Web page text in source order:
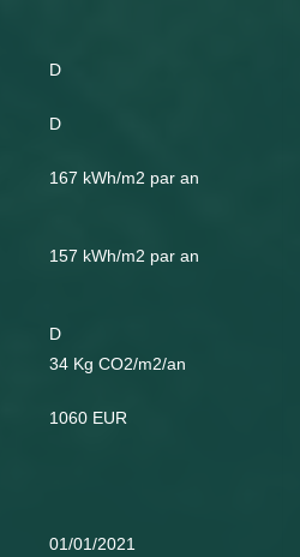
D
D
167 kWh/m2 par an
157 kWh/m2 par an
D
34 Kg CO2/m2/an
1060 EUR
01/01/2021